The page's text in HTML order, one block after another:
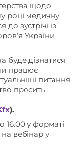
щодо
році медичну
зустрічі із
України
буде дізнатися
працює
питання
просить
).
16.00 у форматі
вебінар у